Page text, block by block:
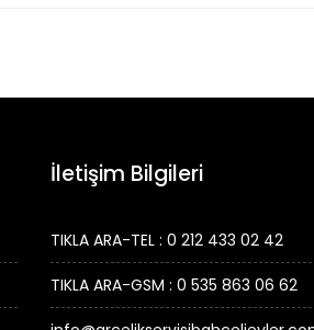
İletişim Bilgileri
TIKLA ARA-TEL : 0 212 433 02 42
TIKLA ARA-GSM : 0 535 863 06 62